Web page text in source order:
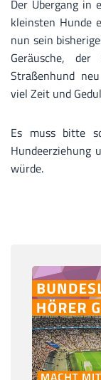
Der Übergang in
kleinsten Hunde
nun sein
Geräusche,
Straßenhund
viel Zeit und
Es muss bitte
Hundeerziehung
würde.